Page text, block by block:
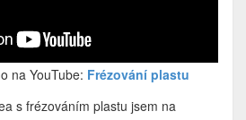
na YouTube: Frézování plastu
s frézováním plastu jsem na